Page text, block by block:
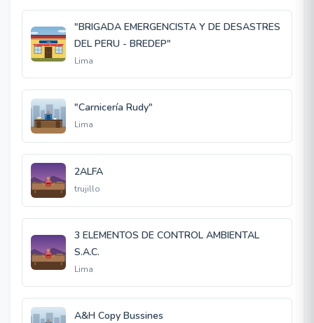
"BRIGADA EMERGENCISTA Y DE DESASTRES
DEL PERU - BREDEP"
Lima
"Carnicería Rudy"
Lima
2ALFA
trujillo
3 ELEMENTOS DE CONTROL AMBIENTAL
S.A.C.
Lima
A&H Copy Bussines